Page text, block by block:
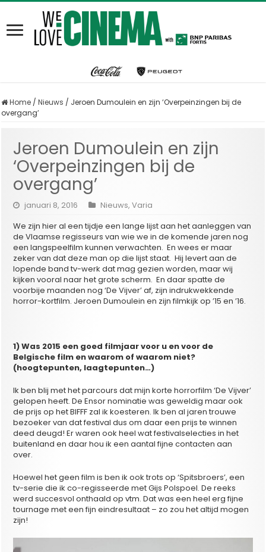
Home / Nieuws / Jeroen Dumoulein en zijn ‘Overpeinzingen bij de
overgang’
Jeroen Dumoulein en zijn
‘Overpeinzingen bij de
overgang’
januari 8, 2016 Nieuws,Varia
We zijn hier al een tijdje een lange lijst aan het aanleggen van
de Vlaamse regisseurs van wie we in de komende jaren nog
een langspeelfilm kunnen verwachten. En wees er maar
zeker van dat deze man op die lijst staat. Hij levert aan de
lopende band tv-werk dat mag gezien worden, maar wij
kijken vooral naar het grote scherm. En daar spatte de
voorbije maanden nog ‘De Vijver’ af, zijn indrukwekkende
horror-kortfilm. Jeroen Dumoulein en zijn filmkijk op ’15 en ’16.
1) Was 2015 een goed filmjaar voor u en voor de
Belgische film en waarom of waarom niet?
(hoogtepunten, laagtepunten…)
Ik ben blij met het parcours dat mijn korte horrorfilm ‘De Vijver’
gelopen heeft. De Ensor nominatie was geweldig maar ook
de prijs op het BIFFF zal ik koesteren. Ik ben al jaren trouwe
bezoeker van dat festival dus om daar een prijs te winnen
deed deugd! Er waren ook heel wat festivalselecties in het
buitenland en daar hou ik een aantal fijne contacten aan
over.
Hoewel het geen film is ben ik ook trots op ‘Spitsbroers’, een
tv-serie die ik co-regisseerde met Gijs Polspoel. De reeks
werd succesvol onthaald op vtm. Dat was een heel erg fijne
tournage met een fijn eindresultaat – zo zou het altijd mogen
zijn!